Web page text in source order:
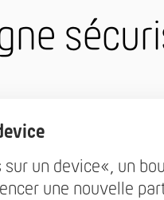
un device«, un
une nouvelle